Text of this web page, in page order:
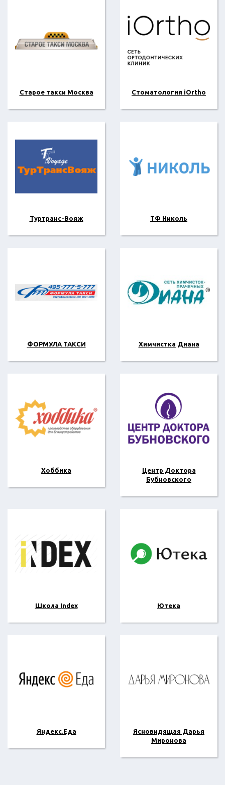
Старое такси Москва Стоматология iOrtho
Туртранс-Вояж ТФ Николь
ФОРМУЛА ТАКСИ Химчистка Диана
Хоббика
Центр Доктора
Бубновского
Школа Index Ютека
Яндекс.Еда
Ясновидящая Дарья
Миронова